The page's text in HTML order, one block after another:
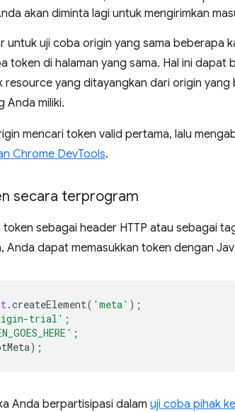
akan diminta lagi untuk mengirimkan
untuk uji coba origin yang sama beberapa
token di halaman yang sama. Hal ini dapat
resource yang ditayangkan dari origin
Anda miliki.
mencari token valid pertama, lalu
Chrome DevTools.
secara terprogram
sebagai header HTTP atau sebagai
Anda dapat memasukkan token dengan
.createElement( 'meta' );
trial' ;
;
);
Anda berpartisipasi dalam uji coba pihak